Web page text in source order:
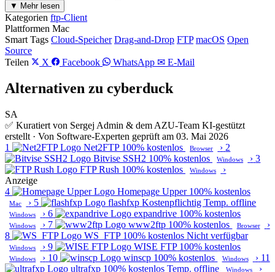
▼ Mehr lesen
Kategorien ftp-Client
Plattformen Mac
Smart Tags Cloud-Speicher Drag-and-Drop FTP macOS Open
Source
Teilen
X Facebook WhatsApp ✉ E-Mail
Alternativen zu cyberduck
SA
✅ Kuratiert von Sergej Admin & dem AZU-Team KI-gestützt
erstellt · Von Software-Experten geprüft am 03. Mai 2026
1
Net2FTP 100% kostenlos Browser › 2
Bitvise SSH2 100% kostenlos Windows › 3
FTP Rush 100% kostenlos Windows
›
Anzeige
4
Homepage Upper 100% kostenlos
Mac › 5 flashfxp KostenpflichtigTemp. offline
Windows › 6 expandrive 100% kostenlos
Windows › 7 www2ftp 100% kostenlos Browser
›
8
WS_FTP 100% kostenlos Nicht verfügbar
Windows › 9 WISE FTP 100% kostenlos
Windows › 10 winscp 100% kostenlos Windows › 11
ultrafxp 100% kostenlos Temp. offline Windows
›